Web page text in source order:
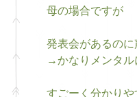
母の場合ですが
発表会があるの
→かなりメンタル
すごーく分かりや